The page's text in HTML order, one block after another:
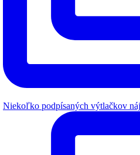
Niekoľko podpísaných výtlačkov